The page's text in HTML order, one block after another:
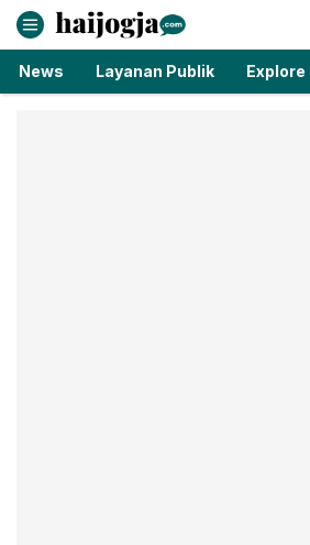
haijogja.com
Berita Jogja Terbaru dan Terkini
News Layanan Publik Explore